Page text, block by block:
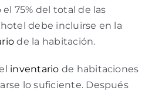
75% del total de las
debe incluirse en la
de la habitación.
inventario de habitaciones
lo suficiente. Después